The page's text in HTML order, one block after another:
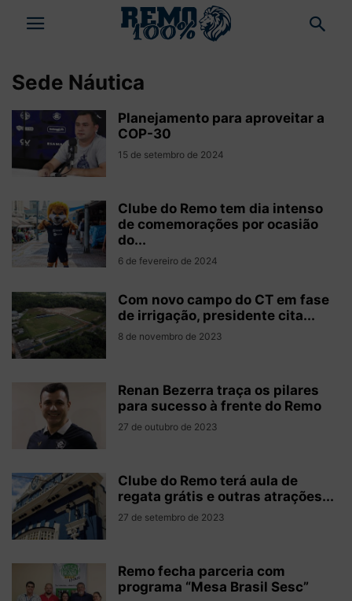
Sede Náutica
Planejamento para aproveitar a
COP-30
15 de setembro de 2024
Clube do Remo tem dia intenso
de comemorações por ocasião
do...
6 de fevereiro de 2024
Com novo campo do CT em fase
de irrigação, presidente cita...
8 de novembro de 2023
Renan Bezerra traça os pilares
para sucesso à frente do Remo
27 de outubro de 2023
Clube do Remo terá aula de
regata grátis e outras atrações...
27 de setembro de 2023
Remo fecha parceria com
programa “Mesa Brasil Sesc”